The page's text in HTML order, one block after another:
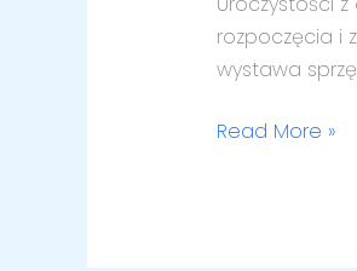
rozpoczęcia i
wystawa
lecie
Zawodowej
Pożarnej
Read More »